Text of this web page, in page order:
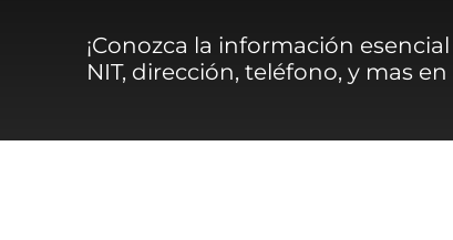
¡Conozca la información
NIT, dirección, teléfono, y mas